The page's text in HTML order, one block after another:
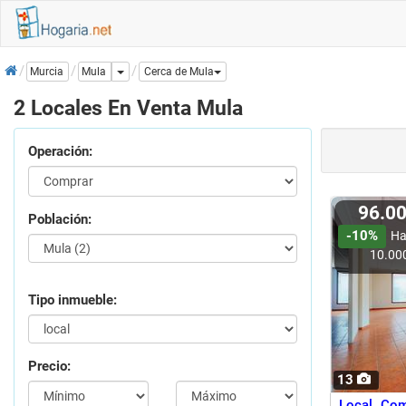
InicioMurcia Mula Dropdown
Cerca de Mula
2 Locales En Venta Mula
Operación:
Población:
Tipo inmueble:
Precio:
13
-10%